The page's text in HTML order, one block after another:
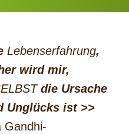
Lebenserfahrung,
wird mir,
die Ursache
Unglücks ist >>
Gandhi-